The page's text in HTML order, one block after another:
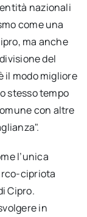
nazionali
come una
ma anche
del
il modo migliore
stesso tempo
con altre
l’unica
cipriota
Cipro.
in